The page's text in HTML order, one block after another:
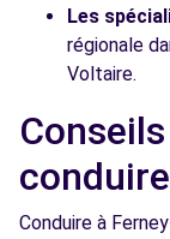
Les
régionale
Voltaire.
Conduire à